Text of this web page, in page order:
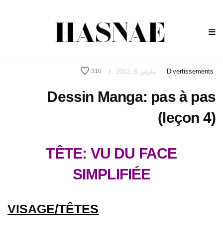
Divertissements
| مارس 6, 2012 /
310
Dessin Manga: pas à pas
(leçon 4)
TÊTE: VU DU FACE
SIMPLIFIÉE
VISAGE/TÊTES